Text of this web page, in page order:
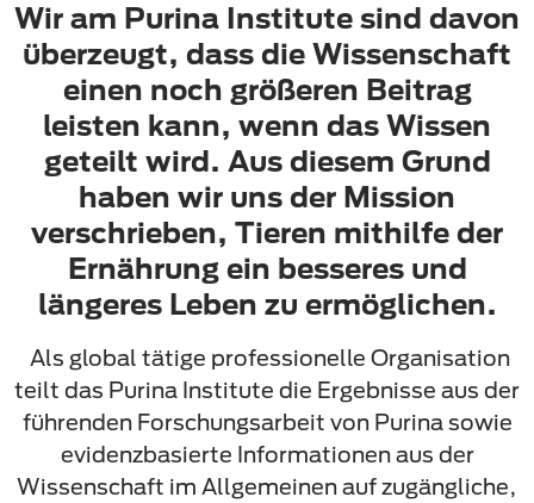
Wir am Purina Institute sind davon
überzeugt, dass die Wissenschaft
einen noch größeren Beitrag
leisten kann, wenn das Wissen
geteilt wird. Aus diesem Grund
haben wir uns der Mission
verschrieben, Tieren mithilfe der
Ernährung ein besseres und
längeres Leben zu ermöglichen.
Als global tätige professionelle Organisation
teilt das Purina Institute die Ergebnisse aus der
führenden Forschungsarbeit von Purina sowie
evidenzbasierte Informationen aus der
Wissenschaft im Allgemeinen auf zugängliche,